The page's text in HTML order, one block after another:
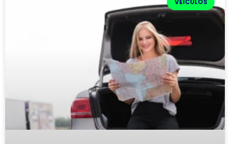
VEÍCULOS